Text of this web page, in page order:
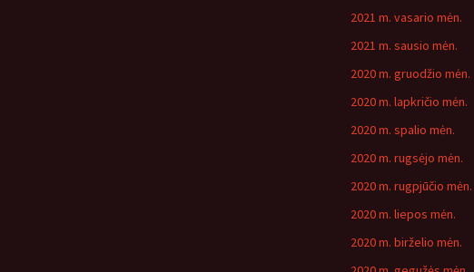
2021 m. vasario mėn.
2021 m. sausio mėn.
2020 m. gruodžio mėn.
2020 m. lapkričio mėn.
2020 m. spalio mėn.
2020 m. rugsėjo mėn.
2020 m. rugpjūčio mėn.
2020 m. liepos mėn.
2020 m. birželio mėn.